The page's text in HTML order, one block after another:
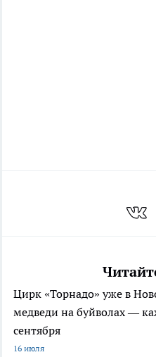
Цирк «Торнадо» уже в
медведи на буйволах —
сентября
16 июля